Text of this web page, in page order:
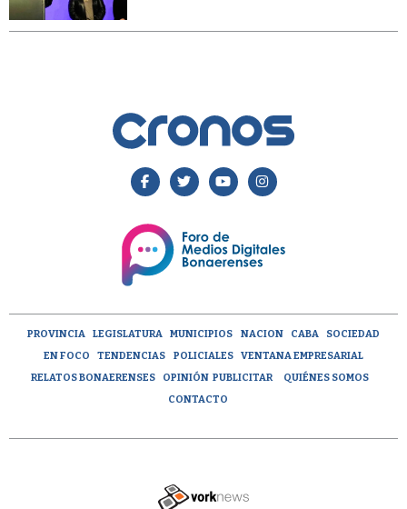
PROVINCIA LEGISLATURA MUNICIPIOS NACION CABA
SOCIEDAD
EN FOCO
TENDENCIAS POLICIALES
VENTANA EMPRESARIAL
RELATOS BONAERENSES
OPINIÓN PUBLICITAR
QUIÉNES SOMOS
CONTACTO